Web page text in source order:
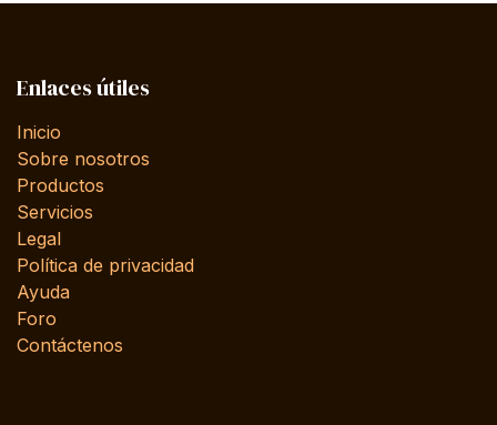
Enlaces útiles
Inicio
Sobre nosotros
Productos
Servicios
Legal
Política de privacidad
Ayuda
Foro
Contáctenos